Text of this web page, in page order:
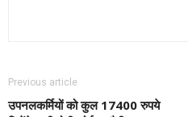
Previous article
उपनलकर्मियों को कुल 17400 रुपये